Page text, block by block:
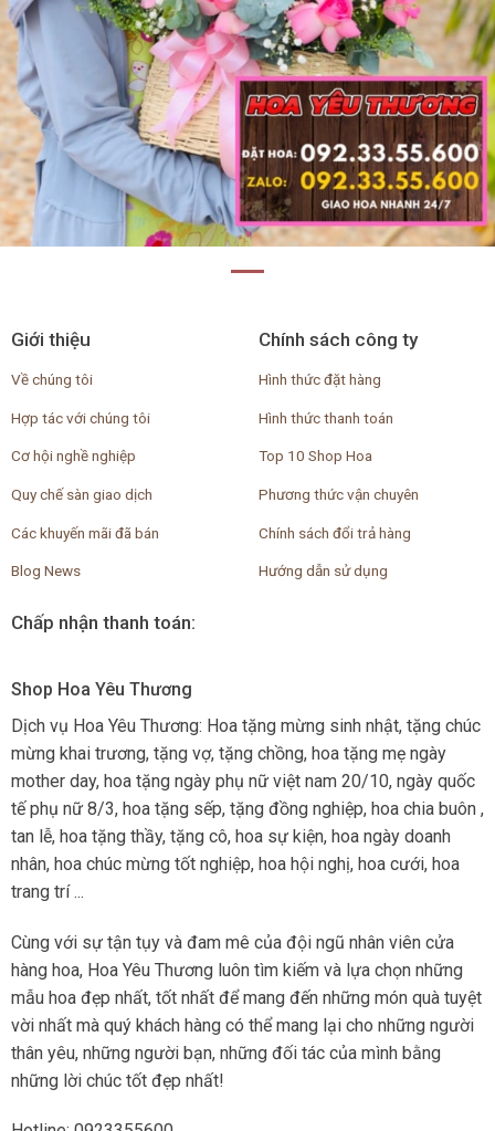
Giới thiệu
Về chúng tôi
Hợp tác với chúng tôi
Cơ hội nghề nghiệp
Quy chế sàn giao dịch
Các khuyến mãi đã bán
Blog News
Chính sách công ty
Hình thức đặt hàng
Hình thức thanh toán
Top 10 Shop Hoa
Phương thức vận chuyên
Chính sách đổi trả hàng
Hướng dẫn sử dụng
Chấp nhận thanh toán:
Shop Hoa Yêu Thương
Dịch vụ Hoa Yêu Thương: Hoa tặng mừng sinh nhật, tặng chúc
mừng khai trương, tặng vợ, tặng chồng, hoa tặng mẹ ngày
mother day, hoa tặng ngày phụ nữ việt nam 20/10, ngày quốc
tế phụ nữ 8/3, hoa tặng sếp, tặng đồng nghiệp, hoa chia buôn ,
tan lễ, hoa tặng thầy, tặng cô, hoa sự kiện, hoa ngày doanh
nhân, hoa chúc mừng tốt nghiệp, hoa hội nghị, hoa cưới, hoa
trang trí ...
Cùng với sự tận tụy và đam mê của đội ngũ nhân viên cửa
hàng hoa, Hoa Yêu Thương luôn tìm kiếm và lựa chọn những
mẫu hoa đẹp nhất, tốt nhất để mang đến những món quà tuyệt
vời nhất mà quý khách hàng có thể mang lại cho những người
thân yêu, những người bạn, những đối tác của mình bằng
những lời chúc tốt đẹp nhất!